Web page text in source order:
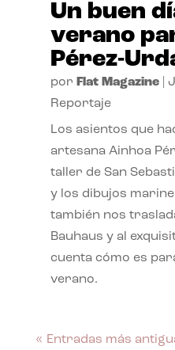
Un buen
verano
Pérez-
por Flat Magazine|
Reportaje
Los asientos que
artesana Ainhoa
taller de San
y los dibujos
también nos
Bauhaus y al
cuenta cómo es
verano.
« Entradas más